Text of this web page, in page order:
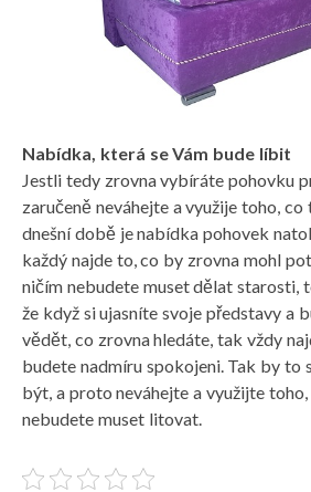
Nabídka, která se Vám bude líbit
Jestli tedy zrovna vybíráte pohovku
zaručeně neváhejte a využije toho, co
dnešní době je nabídka pohovek
každý najde to, co by zrovna mohl
ničím nebudete muset dělat starosti,
že když si ujasníte svoje představy a
vědět, co zrovna hledáte, tak vždy
budete nadmíru spokojeni. Tak by to
být, a proto neváhejte a využijte toho,
nebudete muset litovat.